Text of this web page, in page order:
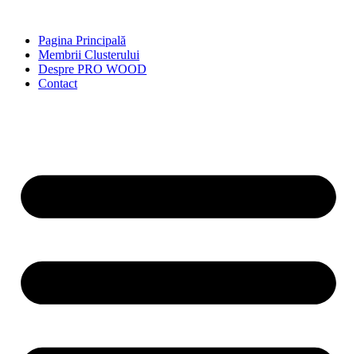
contentPagina Principală
Membrii Clusterului
Despre PRO WOOD
Contact